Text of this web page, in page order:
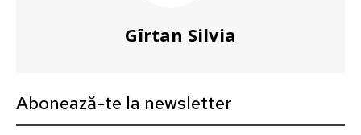
Gîrtan Silvia
Abonează-te la newsletter